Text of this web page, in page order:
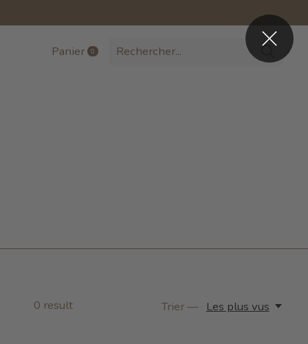
Panier 0items
0 result Trier — Les plus vus